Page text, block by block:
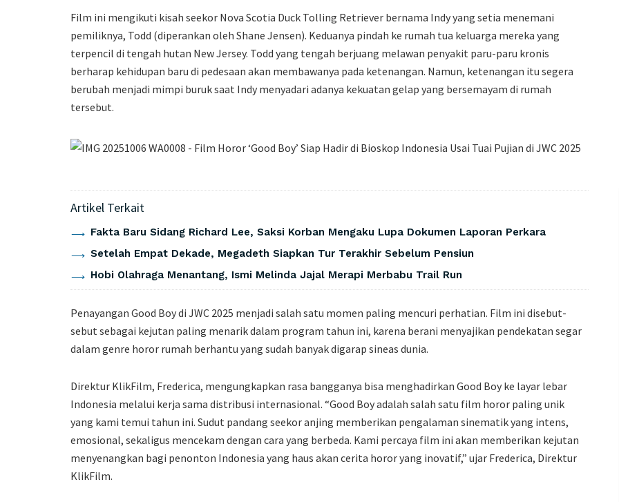
Film ini mengikuti kisah seekor Nova Scotia Duck Tolling Retriever bernama Indy yang setia menemani
pemiliknya, Todd (diperankan oleh Shane Jensen). Keduanya pindah ke rumah tua keluarga mereka yang
terpencil di tengah hutan New Jersey. Todd yang tengah berjuang melawan penyakit paru-paru kronis
berharap kehidupan baru di pedesaan akan membawanya pada ketenangan. Namun, ketenangan itu segera
berubah menjadi mimpi buruk saat Indy menyadari adanya kekuatan gelap yang bersemayam di rumah
tersebut.
Artikel Terkait
Fakta Baru Sidang Richard Lee, Saksi Korban Mengaku Lupa Dokumen Laporan Perkara
Setelah Empat Dekade, Megadeth Siapkan Tur Terakhir Sebelum Pensiun
Hobi Olahraga Menantang, Ismi Melinda Jajal Merapi Merbabu Trail Run
Penayangan Good Boy di JWC 2025 menjadi salah satu momen paling mencuri perhatian. Film ini disebut-
sebut sebagai kejutan paling menarik dalam program tahun ini, karena berani menyajikan pendekatan segar
dalam genre horor rumah berhantu yang sudah banyak digarap sineas dunia.
Direktur KlikFilm, Frederica, mengungkapkan rasa bangganya bisa menghadirkan Good Boy ke layar lebar
Indonesia melalui kerja sama distribusi internasional. “Good Boy adalah salah satu film horor paling unik
yang kami temui tahun ini. Sudut pandang seekor anjing memberikan pengalaman sinematik yang intens,
emosional, sekaligus mencekam dengan cara yang berbeda. Kami percaya film ini akan memberikan kejutan
menyenangkan bagi penonton Indonesia yang haus akan cerita horor yang inovatif,” ujar Frederica, Direktur
KlikFilm.